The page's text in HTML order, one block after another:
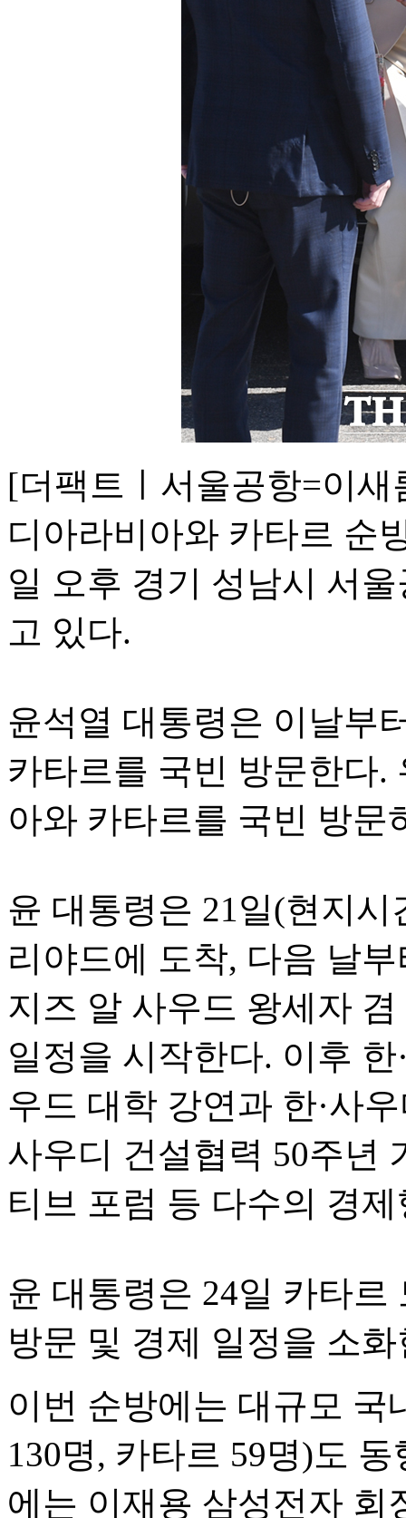
[더팩트ㅣ서울공항=이
디아라비아와 카타르 순
일 오후 경기 성남시 서
고 있다.
윤석열 대통령은 이날부
카타르를 국빈 방문한다.
아와 카타르를 국빈 방문
윤 대통령은 21일(현지
리야드에 도착, 다음 날
지즈 알 사우드 왕세자
일정을 시작한다. 이후
우드 대학 강연과 한·사
사우디 건설협력 50주년
티브 포럼 등 다수의 경
윤 대통령은 24일 카타
방문 및 경제 일정을 소
이번 순방에는 대규모
130명, 카타르 59명)도
에는 이재용 삼성전자 회